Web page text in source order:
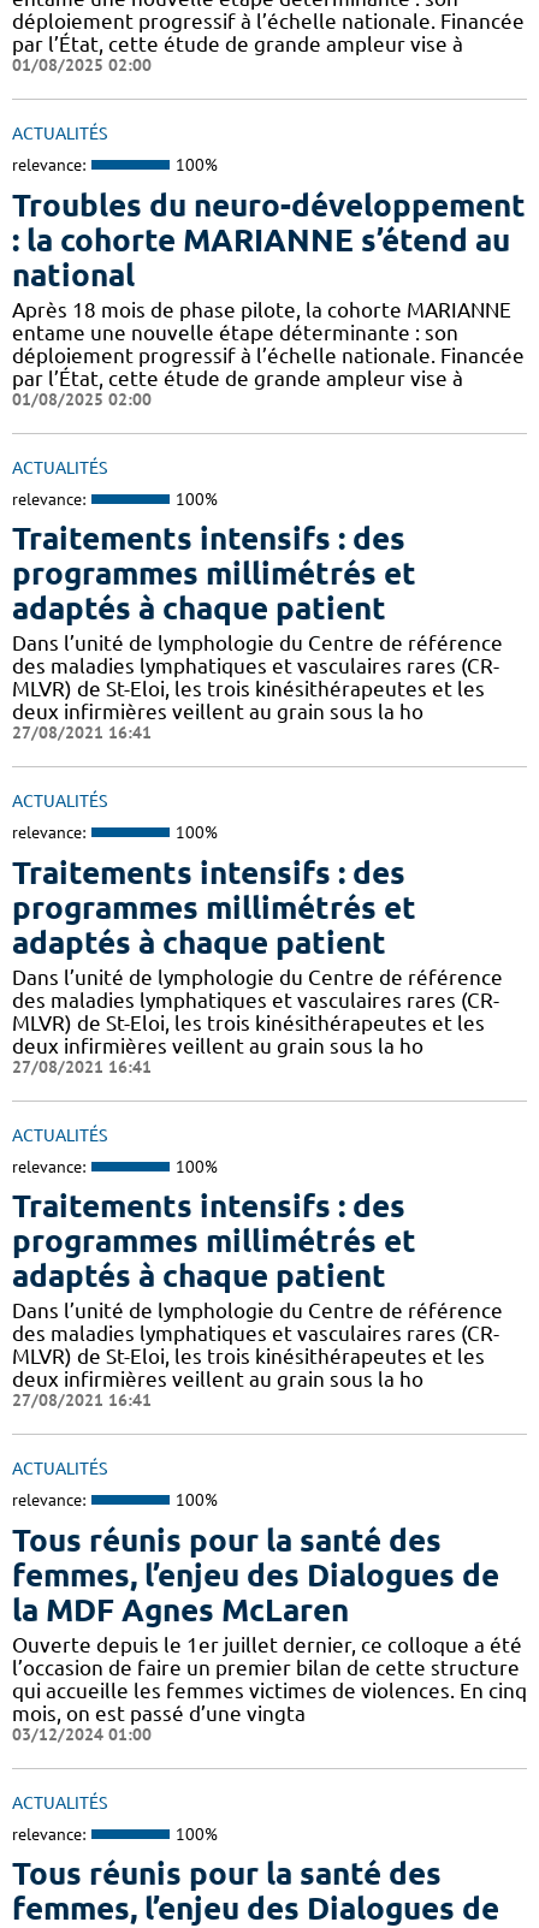
déploiement progressif à l’échelle nationale. Financée
par l’État, cette étude de grande ampleur vise à
01/08/2025 02:00
ACTUALITÉS
relevance: 100%
Troubles du neuro-développement
: la cohorte MARIANNE s’étend au
national
Après 18 mois de phase pilote, la cohorte MARIANNE
entame une nouvelle étape déterminante : son
déploiement progressif à l’échelle nationale. Financée
par l’État, cette étude de grande ampleur vise à
01/08/2025 02:00
ACTUALITÉS
relevance: 100%
Traitements intensifs : des
programmes millimétrés et
adaptés à chaque patient
Dans l’unité de lymphologie du Centre de référence
des maladies lymphatiques et vasculaires rares (CR-
MLVR) de St-Eloi, les trois kinésithérapeutes et les
deux infirmières veillent au grain sous la ho
27/08/2021 16:41
ACTUALITÉS
relevance: 100%
Traitements intensifs : des
programmes millimétrés et
adaptés à chaque patient
Dans l’unité de lymphologie du Centre de référence
des maladies lymphatiques et vasculaires rares (CR-
MLVR) de St-Eloi, les trois kinésithérapeutes et les
deux infirmières veillent au grain sous la ho
27/08/2021 16:41
ACTUALITÉS
relevance: 100%
Traitements intensifs : des
programmes millimétrés et
adaptés à chaque patient
Dans l’unité de lymphologie du Centre de référence
des maladies lymphatiques et vasculaires rares (CR-
MLVR) de St-Eloi, les trois kinésithérapeutes et les
deux infirmières veillent au grain sous la ho
27/08/2021 16:41
ACTUALITÉS
relevance: 100%
Tous réunis pour la santé des
femmes, l’enjeu des Dialogues de
la MDF Agnes McLaren
Ouverte depuis le 1er juillet dernier, ce colloque a été
l’occasion de faire un premier bilan de cette structure
qui accueille les femmes victimes de violences. En cinq
mois, on est passé d’une vingta
03/12/2024 01:00
ACTUALITÉS
relevance: 100%
Tous réunis pour la santé des
femmes, l’enjeu des Dialogues de